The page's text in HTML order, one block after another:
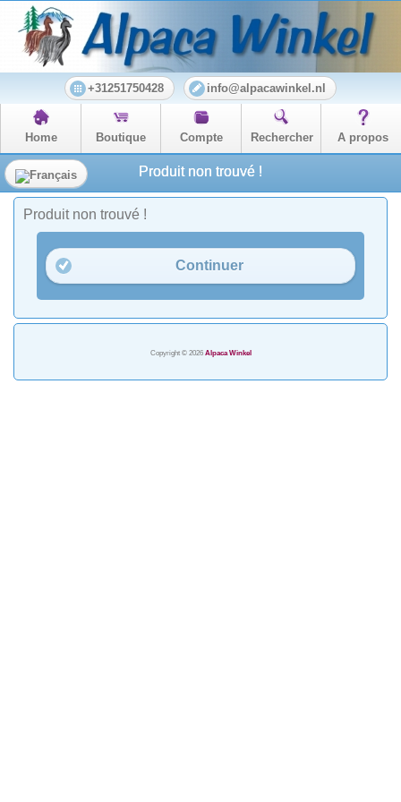
+31251750428 info@alpacawinkel.nl
Home Boutique Compte Rechercher A propos
Produit non trouvé !
Produit non trouvé !
Continuer
Copyright © 2026 Alpaca Winkel